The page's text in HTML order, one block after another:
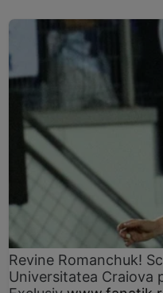
Revine Romanchuk!
Universitatea Craiova